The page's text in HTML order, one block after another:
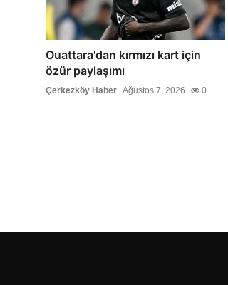
Ouattara'dan kırmızı kart için
özür paylaşımı
Çerkezköy Haber Ağustos 7, 2026 0